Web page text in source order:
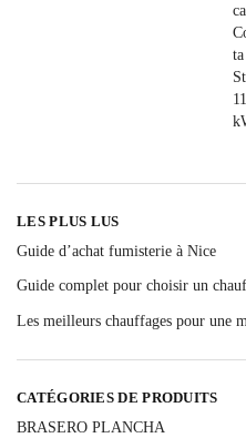
LES PLUS LUS
Guide d’achat fumisterie à Nice
Guide complet pour choisir un
Les meilleurs chauffages pour une
CATÉGORIES DE PRODUITS
BRASERO PLANCHA